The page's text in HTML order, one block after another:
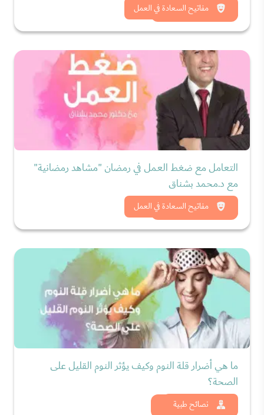
مفاتيح السعادة في العمل
شاهد الان
مفاتيح السعادة في العمل
التعامل مع ضغط العمل في رمضان "مشاهد رمضانية"
مع د.محمد بشناق
شاهد الان
نصائح طبية
ما هي أضرار قلة النوم وكيف يؤثر النوم القليل على
الصحة؟
شاهد الان